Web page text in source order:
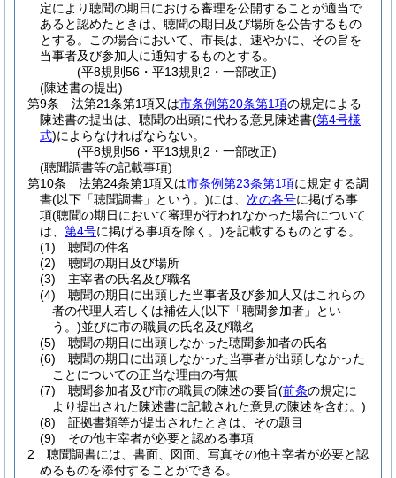
定により聴聞の期日における審理を公開することが適当で
あると認めたときは、聴聞の期日及び場所を公告するもの
とする。
この場合において、市長は、速やかに、その旨を
当事者及び参加人に通知するものとする。
(平8規則56・平13規則2・一部改正)
(陳述書の提出)
第9条
法第21条第1項又は市条例第20条第1項の規定による
陳述書の提出は、聴聞の出頭に代わる意見陳述書(第4号様
式)によらなければならない。
(平8規則56・平13規則2・一部改正)
(聴聞調書等の記載事項)
第10条
法第24条第1項又は市条例第23条第1項に規定する調
書(以下「聴聞調書」という。)には、 次の各号に掲げる事
項(聴聞の期日において審理が行われなかった場合について
は、 第4号に掲げる事項を除く。)を記載するものとする。
(1)
聴聞の件名
(2)
聴聞の期日及び場所
(3)
主宰者の氏名及び職名
(4)
聴聞の期日に出頭した当事者及び参加人又はこれらの
者の代理人若しくは補佐人(以下「聴聞参加者」とい
う。)並びに市の職員の氏名及び職名
(5)
聴聞の期日に出頭しなかった聴聞参加者の氏名
(6)
聴聞の期日に出頭しなかった当事者が出頭しなかった
ことについての正当な理由の有無
(7)
聴聞参加者及び市の職員の陳述の要旨(前条の規定に
より提出された陳述書に記載された意見の陳述を含む。)
(8)
証拠書類等が提出されたときは、その題目
(9)
その他主宰者が必要と認める事項
2
聴聞調書には、書面、図面、写真その他主宰者が必要と認
めるものを添付することができる。